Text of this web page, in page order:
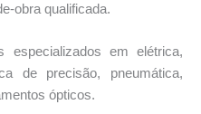
obra qualificada.
especializados em elétrica,
de precisão, pneumática,
ópticos.